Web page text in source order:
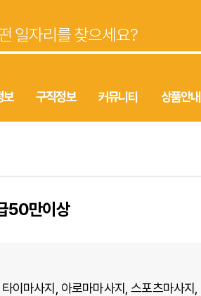
보 구직정보 커뮤니티 상품안내
50만이상
타이마사지 아로마마사지 스포츠마사지